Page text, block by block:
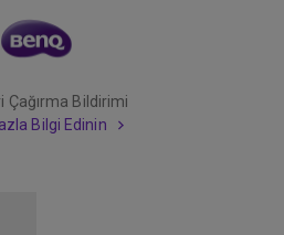
Çağırma Bildirimi
Bilgi Edinin